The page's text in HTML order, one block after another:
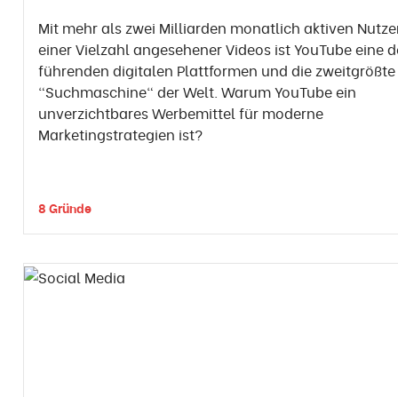
Mit mehr als zwei Milliarden monatlich aktiven
einer Vielzahl angesehener Videos ist YouTube eine
führenden digitalen Plattformen und die zweitgrößte
"Suchmaschine" der Welt. Warum YouTube ein
unverzichtbares Werbemittel für moderne
Marketingstrategien ist?
8 Gründe